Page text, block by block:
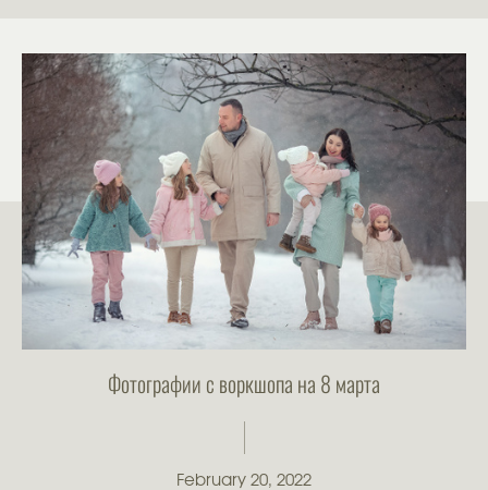
Фотографии с воркшопа на 8 марта
February 20, 2022